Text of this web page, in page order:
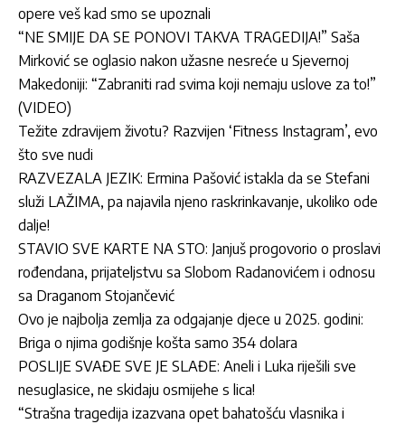
opere veš kad smo se upoznali
“NE SMIJE DA SE PONOVI TAKVA TRAGEDIJA!” Saša
Mirković se oglasio nakon užasne nesreće u Sjevernoj
Makedoniji: “Zabraniti rad svima koji nemaju uslove za to!”
(VIDEO)
Težite zdravijem životu? Razvijen ‘Fitness Instagram’, evo
što sve nudi
RAZVEZALA JEZIK: Ermina Pašović istakla da se Stefani
služi LAŽIMA, pa najavila njeno raskrinkavanje, ukoliko ode
dalje!
STAVIO SVE KARTE NA STO: Janjuš progovorio o proslavi
rođendana, prijateljstvu sa Slobom Radanovićem i odnosu
sa Draganom Stojančević
Ovo je najbolja zemlja za odgajanje djece u 2025. godini:
Briga o njima godišnje košta samo 354 dolara
POSLIJE SVAĐE SVE JE SLAĐE: Aneli i Luka riješili sve
nesuglasice, ne skidaju osmijehe s lica!
“Strašna tragedija izazvana opet bahatošću vlasnika i